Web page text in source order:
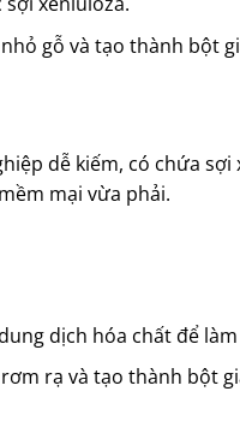
gỗ và tạo thành bột
dễ kiếm, có chứa
mại vừa phải.
dịch hóa chất để
rạ và tạo thành bột